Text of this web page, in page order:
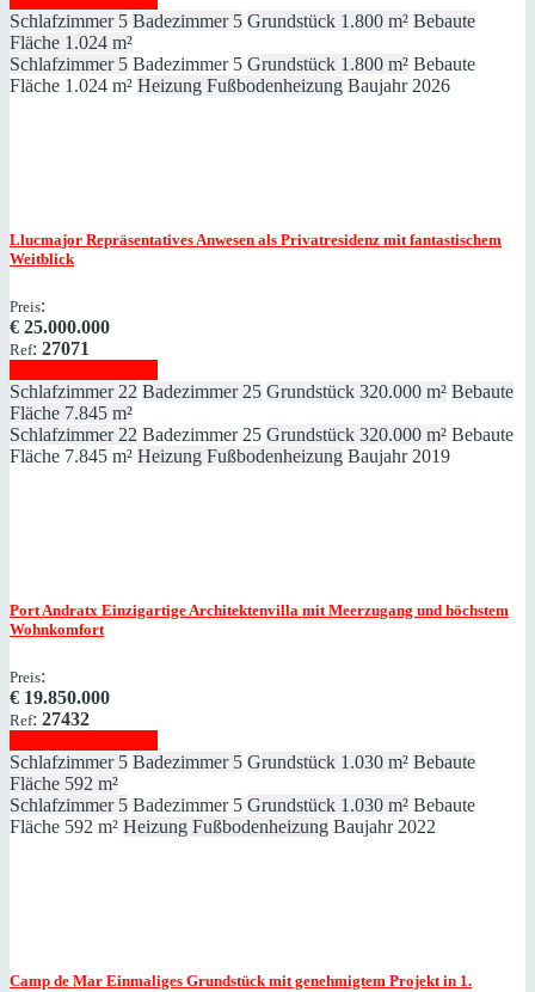
Schlafzimmer 5 Badezimmer 5 Grundstück 1.800 m² Bebaute
Fläche 1.024 m²
Schlafzimmer 5 Badezimmer 5 Grundstück 1.800 m² Bebaute
Fläche 1.024 m² Heizung Fußbodenheizung Baujahr 2026
Llucmajor Repräsentatives Anwesen als Privatresidenz mit fantastischem
Weitblick
Preis:
€ 25.000.000
Ref: 27071
Schlafzimmer 22 Badezimmer 25 Grundstück 320.000 m² Bebaute
Fläche 7.845 m²
Schlafzimmer 22 Badezimmer 25 Grundstück 320.000 m² Bebaute
Fläche 7.845 m² Heizung Fußbodenheizung Baujahr 2019
Port Andratx Einzigartige Architektenvilla mit Meerzugang und höchstem
Wohnkomfort
Preis:
€ 19.850.000
Ref: 27432
Schlafzimmer 5 Badezimmer 5 Grundstück 1.030 m² Bebaute
Fläche 592 m²
Schlafzimmer 5 Badezimmer 5 Grundstück 1.030 m² Bebaute
Fläche 592 m² Heizung Fußbodenheizung Baujahr 2022
Camp de Mar Einmaliges Grundstück mit genehmigtem Projekt in 1.